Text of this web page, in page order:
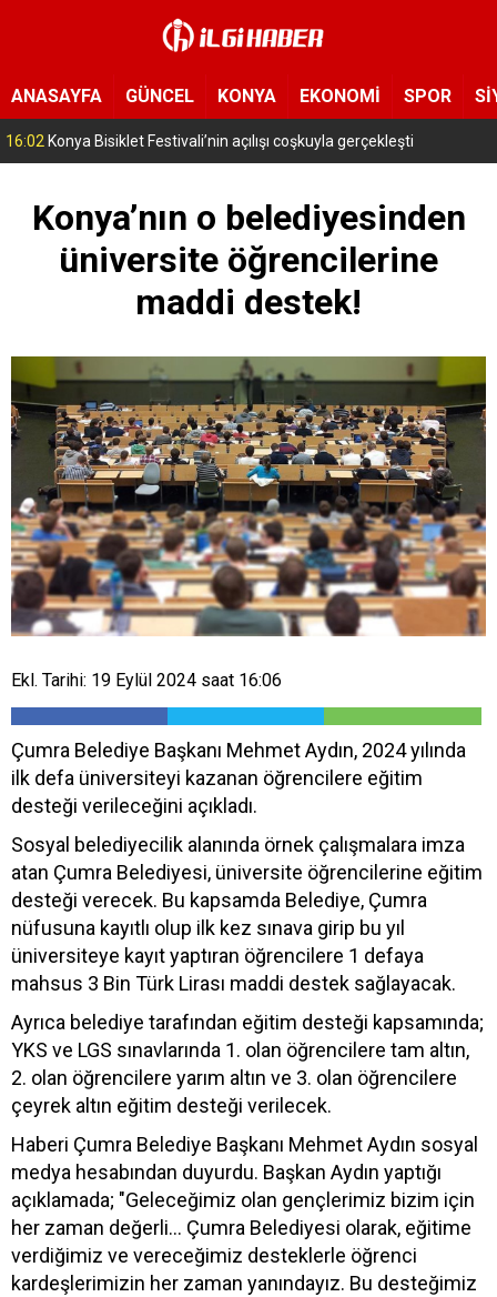
ANASAYFA GÜNCEL KONYA EKONOMİ SPOR
16:02 Konya Bisiklet Festivali’nin açılışı coşkuyla gerçekleşti
Konya’nın o belediyesinden
üniversite öğrencilerine
maddi destek!
Ekl. Tarihi: 19 Eylül 2024 saat 16:06
Çumra Belediye Başkanı Mehmet Aydın, 2024 yılında
ilk defa üniversiteyi kazanan öğrencilere eğitim
desteği verileceğini açıkladı.
Sosyal belediyecilik alanında örnek çalışmalara imza
atan Çumra Belediyesi, üniversite öğrencilerine eğitim
desteği verecek. Bu kapsamda Belediye, Çumra
nüfusuna kayıtlı olup ilk kez sınava girip bu yıl
üniversiteye kayıt yaptıran öğrencilere 1 defaya
mahsus 3 Bin Türk Lirası maddi destek sağlayacak.
Ayrıca belediye tarafından eğitim desteği kapsamında;
YKS ve LGS sınavlarında 1. olan öğrencilere tam altın,
2. olan öğrencilere yarım altın ve 3. olan öğrencilere
çeyrek altın eğitim desteği verilecek.
Haberi Çumra Belediye Başkanı Mehmet Aydın sosyal
medya hesabından duyurdu. Başkan Aydın yaptığı
açıklamada; "Geleceğimiz olan gençlerimiz bizim için
her zaman değerli… Çumra Belediyesi olarak, eğitime
verdiğimiz ve vereceğimiz desteklerle öğrenci
kardeşlerimizin her zaman yanındayız. Bu desteğimiz